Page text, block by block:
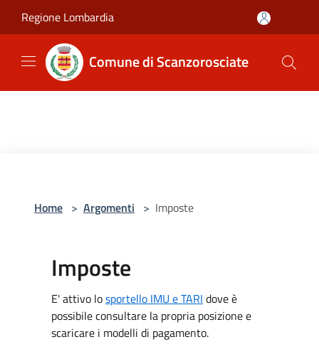
Regione Lombardia
Comune di Scanzorosciate
Home > Argomenti > Imposte
Imposte
E' attivo losportello IMU e TARI dove è
possibile consultare la propria posizione e
scaricare i modelli di pagamento.